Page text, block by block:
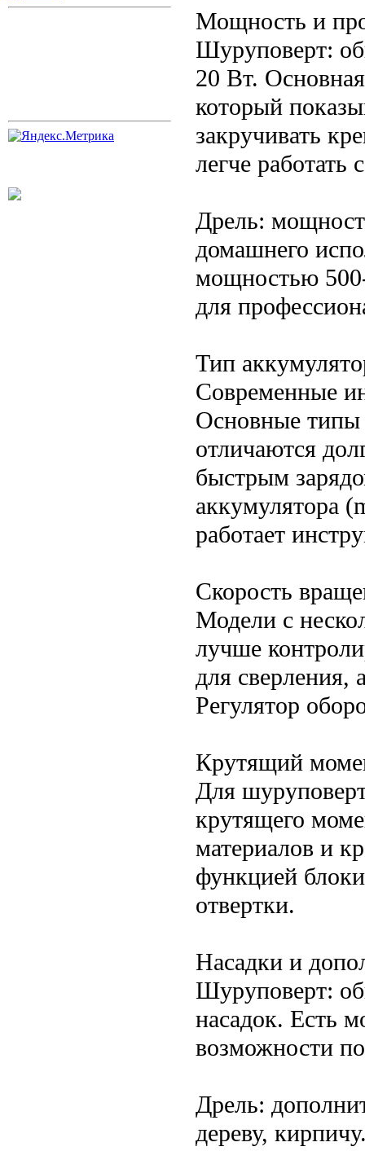
Мощность и
Шуруповерт:
20 Вт.
который
закручивать
легче
Дрель:
домашнего
мощностью
для
Тип
Современные
Основные
отличаются
быстрым
аккумулятора
работает
Скорость
Модели с
лучше
для сверления,
Регулятор
Крутящий
Для
крутящего
материалов и
функцией
отвертки.
Насадки и
Шуруповерт:
насадок. Есть
возможности
Дрель:
дереву,